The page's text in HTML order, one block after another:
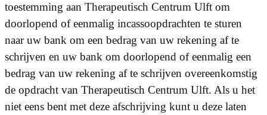
toestemming aan Therapeutisch Centrum Ulft om
doorlopend of eenmalig incassoopdrachten te sturen
naar uw bank om een bedrag van uw rekening af te
schrijven en uw bank om doorlopend of eenmalig een
bedrag van uw rekening af te schrijven overeenkomstig
de opdracht van Therapeutisch Centrum Ulft. Als u het
niet eens bent met deze afschrijving kunt u deze laten